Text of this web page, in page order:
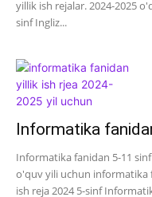
yillik ish rejalar. 2024-2025
sinf Ingliz...
Informatika
Informatika fanidan 5-11 sinf
o'quv yili uchun informatika
ish reja 2024 5-sinf